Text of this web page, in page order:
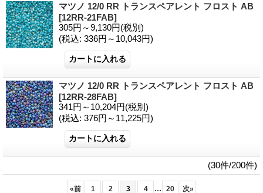
マツノ 12/0 RR トランスペアレント フロスト AB
[12RR-21FAB]
305円～9,130円(税別)
(税込: 336円～10,043円)
マツノ 12/0 RR トランスペアレント フロスト AB
[12RR-28FAB]
341円～10,204円(税別)
(税込: 376円～11,225円)
(30件/200件)
«前 1 2 3 4 ... 20 次»